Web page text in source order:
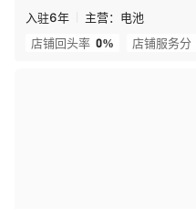
入驻6年 主营： 电池
店铺回头率 0% 店铺服务分